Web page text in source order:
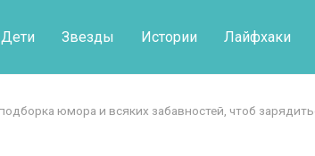
Дети Звезды Истории Лайфхаки
юмора и всяких забавностей, чтоб